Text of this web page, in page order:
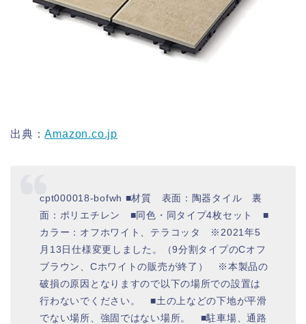
出典：Amazon.co.jp
cpt000018-bofwh ■材質 表面：陶器タイル 裏
面：ポリエチレン ■同色・同タイプ4枚セット ■
カラー：オフホワイト、テラコッタ ※2021年5
月13日仕様変更しました。（9分割タイプのCオフ
ブラウン、Cホワイトの販売が終了） ※本製品の
破損の原因となりますので以下の場所での設置は
行わないでください。 ■土の上などの下地が平滑
でない場所、強固ではない場所。 ■駐車場、通路